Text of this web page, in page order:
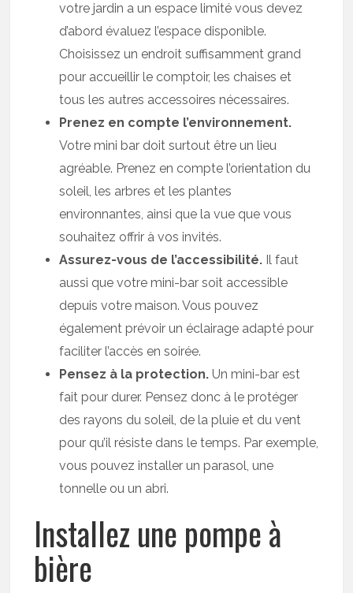
votre jardin a un espace limité vous devez
d’abord évaluez l’espace disponible.
Choisissez un endroit suffisamment grand
pour accueillir le comptoir, les chaises et
tous les autres accessoires nécessaires.
Prenez en compte l’environnement.
Votre mini bar doit surtout être un lieu
agréable. Prenez en compte l’orientation du
soleil, les arbres et les plantes
environnantes, ainsi que la vue que vous
souhaitez offrir à vos invités.
Assurez-vous de l’accessibilité. Il faut
aussi que votre mini-bar soit accessible
depuis votre maison. Vous pouvez
également prévoir un éclairage adapté pour
faciliter l’accès en soirée.
Pensez à la protection. Un mini-bar est
fait pour durer. Pensez donc à le protéger
des rayons du soleil, de la pluie et du vent
pour qu’il résiste dans le temps. Par exemple,
vous pouvez installer un parasol, une
tonnelle ou un abri.
Installez une pompe à
bière